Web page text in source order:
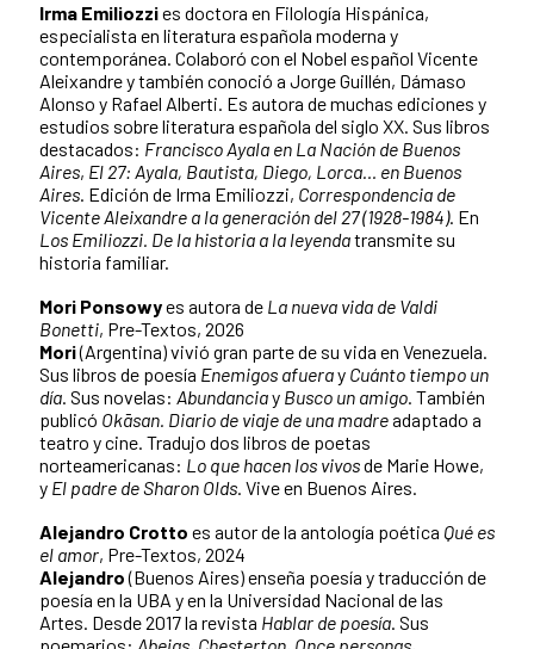
Irma Emiliozzies doctora en Filología Hispánica,
especialista en literatura española moderna y
contemporánea. Colaboró con el Nobel español Vicente
Aleixandre y también conoció a Jorge Guillén, Dámaso
Alonso y Rafael Alberti. Es autora de muchas ediciones y
estudios sobre literatura española del siglo XX. Sus libros
destacados: Francisco Ayala en La Nación de Buenos
Aires, El 27: Ayala, Bautista, Diego, Lorca… en Buenos
Aires. Edición de Irma Emiliozzi, Correspondencia de
Vicente Aleixandre a la generación del 27(1928-1984). En
Los Emiliozzi. De la historia a la leyendatransmite su
historia familiar.
Mori Ponsowyes autora de La nueva vida de Valdi
Bonetti, Pre-Textos, 2026
Mori(Argentina) vivió gran parte de su vida en Venezuela.
Sus libros de poesía Enemigos afueray Cuánto tiempo un
día. Sus novelas: Abundanciay Busco un amigo. También
publicó Okāsan. Diario de viaje de una madreadaptado a
teatro y cine. Tradujo dos libros de poetas
norteamericanas: Lo que hacen los vivosde Marie Howe,
y El padre de Sharon Olds. Vive en Buenos Aires.
Alejandro Crotto es autor de la antología poética Qué es
el amor, Pre-Textos, 2024
Alejandro(Buenos Aires) enseña poesía y traducción de
poesía en la UBA y en la Universidad Nacional de las
Artes. Desde 2017 la revista Hablar de poesía. Sus